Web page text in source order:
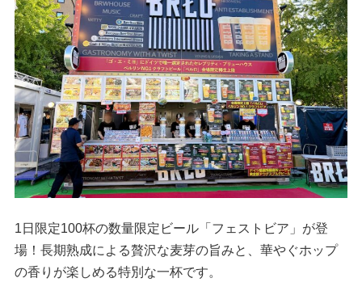
1日限定100杯の数量限定ビール「フェストビア」が登
場！長期熟成による贅沢な麦芽の旨みと、華やぐホップ
の香りが楽しめる特別な一杯です。